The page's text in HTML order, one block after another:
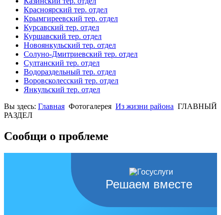
Красноярский тер. отдел
Крымгиреевский тер. отдел
Курсавский тер. отдел
Куршавский тер. отдел
Новоянкульский тер. отдел
Солуно-Дмитриевский тер. отдел
Султанский тер. отдел
Водораздельный тер. отдел
Воровсколесский тер. отдел
Янкульский тер. отдел
Вы здесь: Главная Фотогалерея Из жизни района ГЛАВНЫЙ
РАЗДЕЛ
Сообщи о проблеме
Решаем вместе